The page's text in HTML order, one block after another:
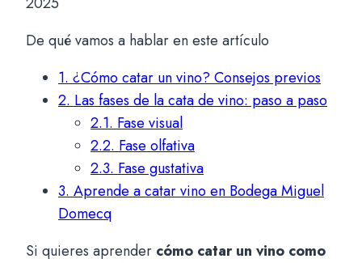
De qué vamos a hablar en este artículo
1.¿Cómo catar un vino? Consejos previos
2.Las fases de la cata de vino: paso a paso
2.1.Fase visual
2.2.Fase olfativa
2.3.Fase gustativa
3.Aprende a catar vino en Bodega Miguel
Domecq
Si quieres aprender cómo catar un vino como